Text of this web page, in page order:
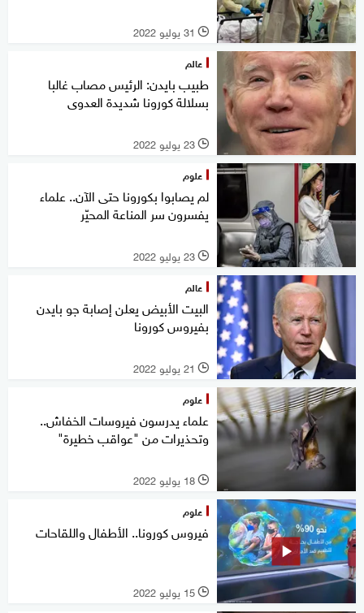
l 31 يوليو 2022
عالم
طبيب بايدن: الرئيس مصاب غالبا
بسلالة كورونا شديدة العدوى
l 23 يوليو 2022
علوم
لم يصابوا بكورونا حتى الآن.. علماء
يفسرون سر المناعة المحيّر
l 23 يوليو 2022
عالم
البيت الأبيض يعلن إصابة جو بايدن
بفيروس كورونا
l 21 يوليو 2022
علوم
علماء يدرسون فيروسات الخفاش..
وتحذيرات من "عواقب خطيرة"
l 18 يوليو 2022
علوم
فيروس كورونا.. الأطفال واللقاحات
l 15 يوليو 2022